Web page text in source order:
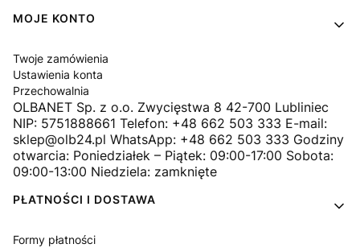
MOJE KONTO
Twoje zamówienia
Ustawienia konta
Przechowalnia
OLBANET Sp. z o.o. Zwycięstwa 8 42-700 Lubliniec
NIP: 5751888661 Telefon: +48 662 503 333 E-mail:
sklep@olb24.pl WhatsApp: +48 662 503 333 Godziny
otwarcia: Poniedziałek – Piątek: 09:00-17:00 Sobota:
09:00-13:00 Niedziela: zamknięte
PŁATNOŚCI I DOSTAWA
Formy płatności